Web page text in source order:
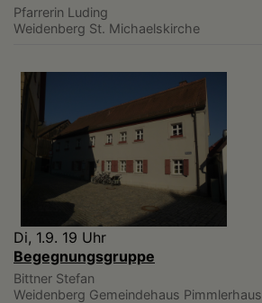
Pfarrerin Luding
Weidenberg St. Michaelskirche
Di, 1.9. 19 Uhr
Begegnungsgruppe
Bittner Stefan
Weidenberg Gemeindehaus Pimmlerhaus